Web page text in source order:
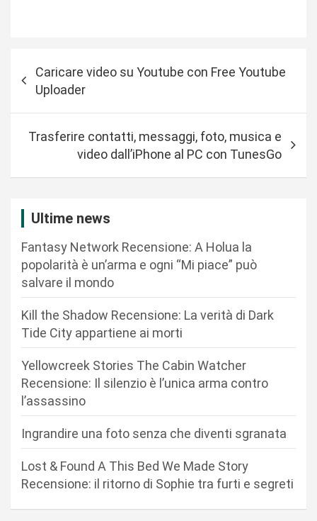
a
Caricare video su Youtube con Free Youtube
Uploader
Trasferire contatti, messaggi, foto, musica e
video dall’iPhone al PC con TunesGo
Ultime news
Fantasy Network Recensione: A Holua la
popolarità è un’arma e ogni “Mi piace” può
salvare il mondo
Kill the Shadow Recensione: La verità di Dark
Tide City appartiene ai morti
Yellowcreek Stories The Cabin Watcher
Recensione: Il silenzio è l’unica arma contro
l’assassino
Ingrandire una foto senza che diventi sgranata
Lost & Found A This Bed We Made Story
Recensione: il ritorno di Sophie tra furti e segreti